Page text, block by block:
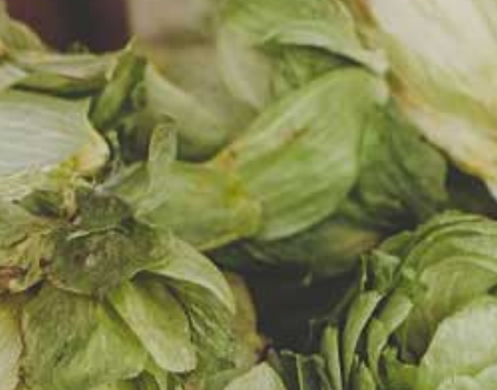
15.09.2020
DOŁĄCZ DO NAS!
Ruszyła kampania
crowdfoundingowa naszego
Browaru. Środki zgromadzone w
ramach emisji akcji
przeznaczymy na budowę i
wyposażenie browaru.
Posiadamy także środki własne,